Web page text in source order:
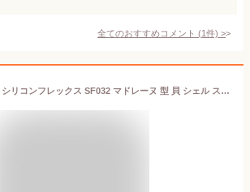
全てのおすすめコメント (1件) >
シリコマート シリコンフレックス SF032 マドレーヌ 型 貝 シェル スモール 9個付 シリコン型 | 空焼き 不要 Silikomart